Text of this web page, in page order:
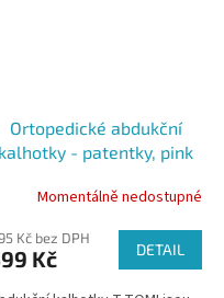
Ortopedické abdukční
kalhotky - patentky, pink
Momentálně nedostupné
Kč bez DPH
Kč DETAIL